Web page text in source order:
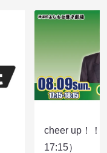
cheer up！
17:15）